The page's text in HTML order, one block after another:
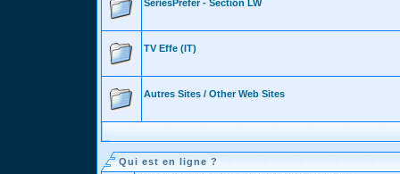
SeriesPrefer - Section LW
TV Effe (IT)
Autres Sites / Other Web Sites
Qui est en ligne ?